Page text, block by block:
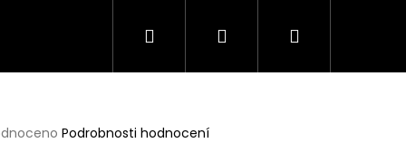
Hledat PřihlášeníNákupní
Podrobnosti hodnocení